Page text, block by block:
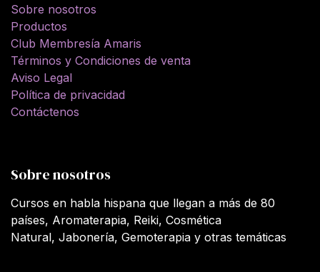
Sobre nosotros
Productos
Club Membresía Amaris
Términos y Condiciones de venta
Aviso Legal
Política de privacidad
Contáctenos
Sobre nosotros
Cursos en habla hispana que llegan a más de 80
países, Aromaterapia, Reiki, Cosmética
Natural, Jabonería, Gemoterapia y otras temáticas